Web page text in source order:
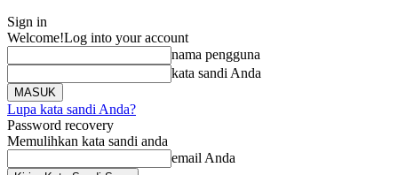
Sign in
Welcome!Log into your account
nama pengguna
kata sandi Anda
Lupa kata sandi Anda?
Password recovery
Memulihkan kata sandi anda
email Anda